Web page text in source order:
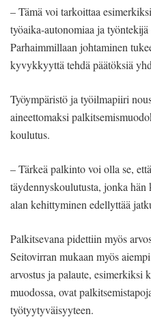
– Tämä voi tarkoittaa
työaika-autonomiaa ja
Parhaimmillaan johtaminen
kyvykkyyttä tehdä päätöksiä
Työympäristö ja työilmapiiri
aineettomaksi
koulutus.
– Tärkeä palkinto voi olla se,
täydennyskoulutusta, jonka
alan kehittyminen edellyttää
Palkitsevana pidettiin myös
Seitovirran mukaan myös
arvostus ja palaute, esimerkiksi
muodossa, ovat
työtyytyväisyyteen.